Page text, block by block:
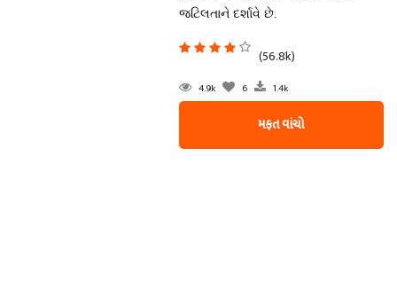
જટિલતાને દર્શાવે છે.
(56.8k)
4.9k 6 1.4k
મફત વાંચો